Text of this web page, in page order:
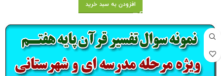
افزودن به سبد خرید